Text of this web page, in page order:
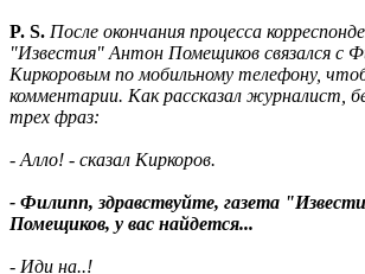
P. S. После окончания процесса
"Известия" Антон Помещиков связался с
Киркоровым по мобильному телефону,
комментарии. Как рассказал журналист,
трех фраз:
- Алло! - сказал Киркоров.
- Филипп, здравствуйте, газета
Помещиков, у вас найдется...
- Иди на..!